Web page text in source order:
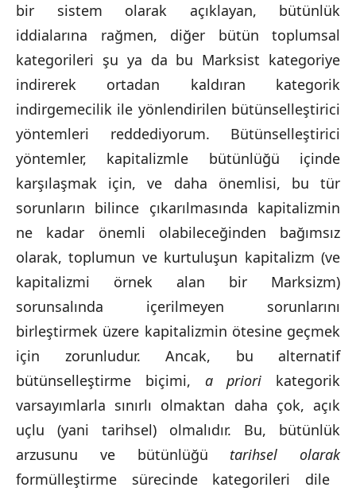
bir sistem olarak açıklayan, bütünlük
iddialarına rağmen, diğer bütün toplumsal
kategorileri şu ya da bu Marksist kategoriye
indirerek ortadan kaldıran kategorik
indirgemecilik ile yönlendirilen bütünselleştirici
yöntemleri reddediyorum. Bütünselleştirici
yöntemler, kapitalizmle bütünlüğü içinde
karşılaşmak için, ve daha önemlisi, bu tür
sorunların bilince çıkarılmasında kapitalizmin
ne kadar önemli olabileceğinden bağımsız
olarak, toplumun ve kurtuluşun kapitalizm (ve
kapitalizmi örnek alan bir Marksizm)
sorunsalında içerilmeyen sorunlarını
birleştirmek üzere kapitalizmin ötesine geçmek
için zorunludur. Ancak, bu alternatif
bütünselleştirme biçimi, a priori kategorik
varsayımlarla sınırlı olmaktan daha çok, açık
uçlu (yani tarihsel) olmalıdır. Bu, bütünlük
arzusunu ve bütünlüğü tarihsel olarak
formülleştirme sürecinde kategorileri dile